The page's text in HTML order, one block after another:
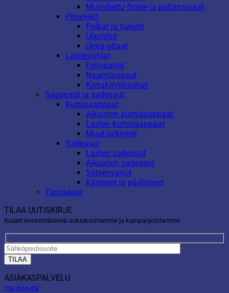
Muovitettu frotee ja patjansuojat
Pihaleikit
Pulkat ja liukurit
Ulkolelut
Uima-altaat
Lastenjuhlat
Foliopallot
Naamiaisasut
Kertakäyttöastiat
Saappaat ja sadeasut
Kumisaappaat
Aikuisten kumisaappaat
Lasten kumisaappaat
Muut jalkineet
Sadeasut
Lasten sadeasut
Aikuisten sadeasut
Sateenvarjot
Käsineet ja päähineet
Tarjoukset
TILAA UUTISKIRJE
Kuulet ensimmäisenä uutuuksistamme ja kampanjoistamme
ASIAKASPALVELU
Ota yhteyttä